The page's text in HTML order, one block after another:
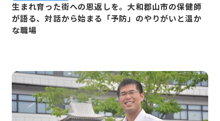
生まれ育った街への恩返しを。大和郡山市の保健師
が語る、対話から始まる「予防」のやりがいと温か
な職場